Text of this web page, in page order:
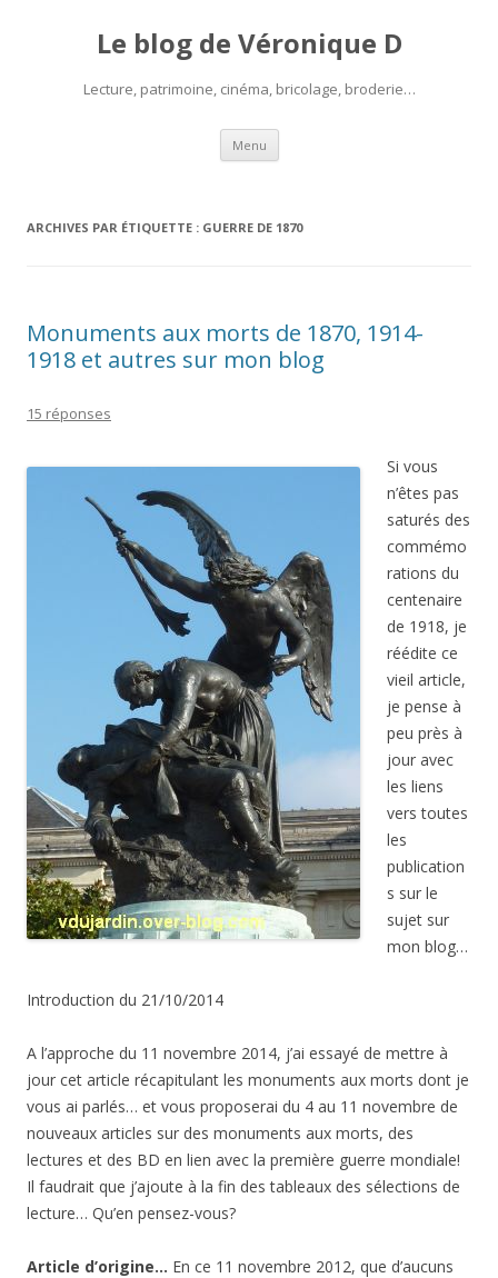
Le blog de Véronique D
Lecture, patrimoine, cinéma, bricolage, broderie…
Menu Aller
contenu
ARCHIVES PAR ÉTIQUETTE : GUERRE DE 1870
Monuments aux morts de 1870, 1914-
1918 et autres sur mon blog
15 réponses
Si vous
n’êtes pas
saturés des
commémo
rations du
centenaire
de 1918, je
réédite ce
vieil article,
je pense à
peu près à
jour avec
les liens
vers toutes
les
publication
s sur le
sujet sur
mon blog…
Introduction du 21/10/2014
A l’approche du 11 novembre 2014, j’ai essayé de mettre à
jour cet article récapitulant les monuments aux morts dont je
vous ai parlés… et vous proposerai du 4 au 11 novembre de
nouveaux articles sur des monuments aux morts, des
lectures et des BD en lien avec la première guerre mondiale!
Il faudrait que j’ajoute à la fin des tableaux des sélections de
lecture… Qu’en pensez-vous?
Article d’origine… En ce 11 novembre 2012, que d’aucuns